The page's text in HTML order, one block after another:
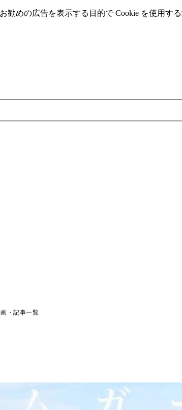
めの広告を表⽰する⽬的で Cookie を使⽤す
・記事一覧